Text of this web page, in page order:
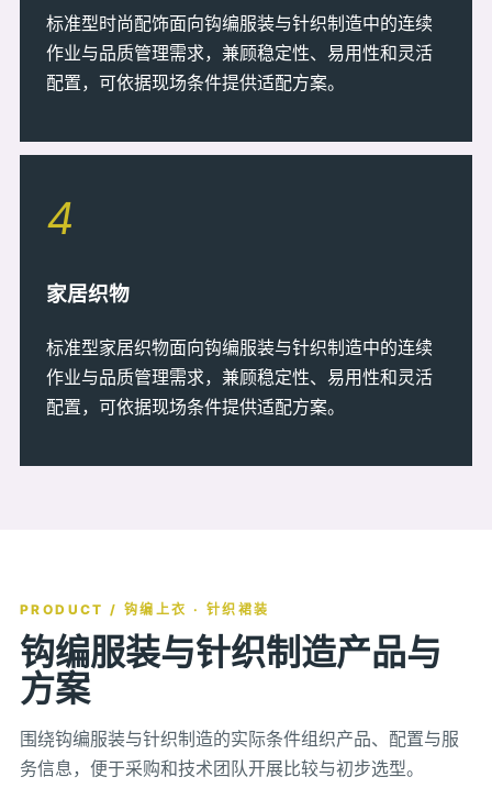
标准型时尚配饰面向钩编服装与针织制造中的连续
作业与品质管理需求，兼顾稳定性、易用性和灵活
配置，可依据现场条件提供适配方案。
4
家居织物
标准型家居织物面向钩编服装与针织制造中的连续
作业与品质管理需求，兼顾稳定性、易用性和灵活
配置，可依据现场条件提供适配方案。
PRODUCT / 钩编上衣 · 针织裙装
钩编服装与针织制造产品与
方案
围绕钩编服装与针织制造的实际条件组织产品、配置与服
务信息，便于采购和技术团队开展比较与初步选型。